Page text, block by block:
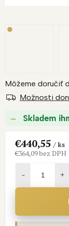
Skladem
Môžeme doručiť
Možnosti
€440,55/ ks
€364,09 bez DPH